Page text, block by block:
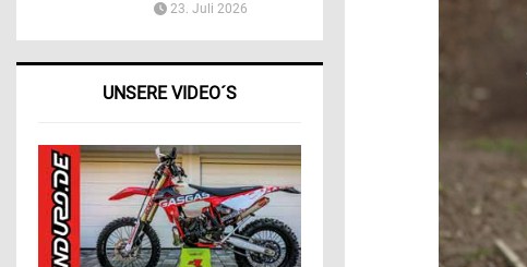
23. Juli 2026
UNSERE VIDEO´S